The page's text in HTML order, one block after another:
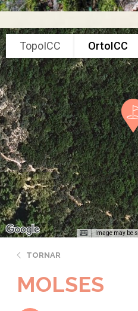
TopoICC OrtoICC
Image may be
TORNAR
MOLSES